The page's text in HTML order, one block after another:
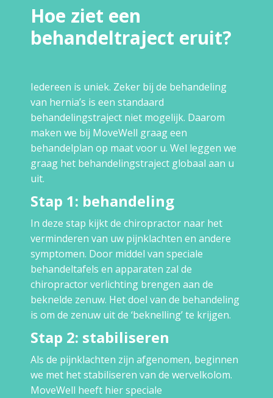
Hoe ziet een
behandeltraject eruit?
Iedereen is uniek. Zeker bij de behandeling
van hernia’s is een standaard
behandelingstraject niet mogelijk. Daarom
maken we bij MoveWell graag een
behandelplan op maat voor u. Wel leggen we
graag het behandelingstraject globaal aan u
uit.
Stap 1: behandeling
In deze stap kijkt de chiropractor naar het
verminderen van uw pijnklachten en andere
symptomen. Door middel van speciale
behandeltafels en apparaten zal de
chiropractor verlichting brengen aan de
beknelde zenuw. Het doel van de behandeling
is om de zenuw uit de ‘beknelling’ te krijgen.
Stap 2: stabiliseren
Als de pijnklachten zijn afgenomen, beginnen
we met het stabiliseren van de wervelkolom.
MoveWell heeft hier speciale